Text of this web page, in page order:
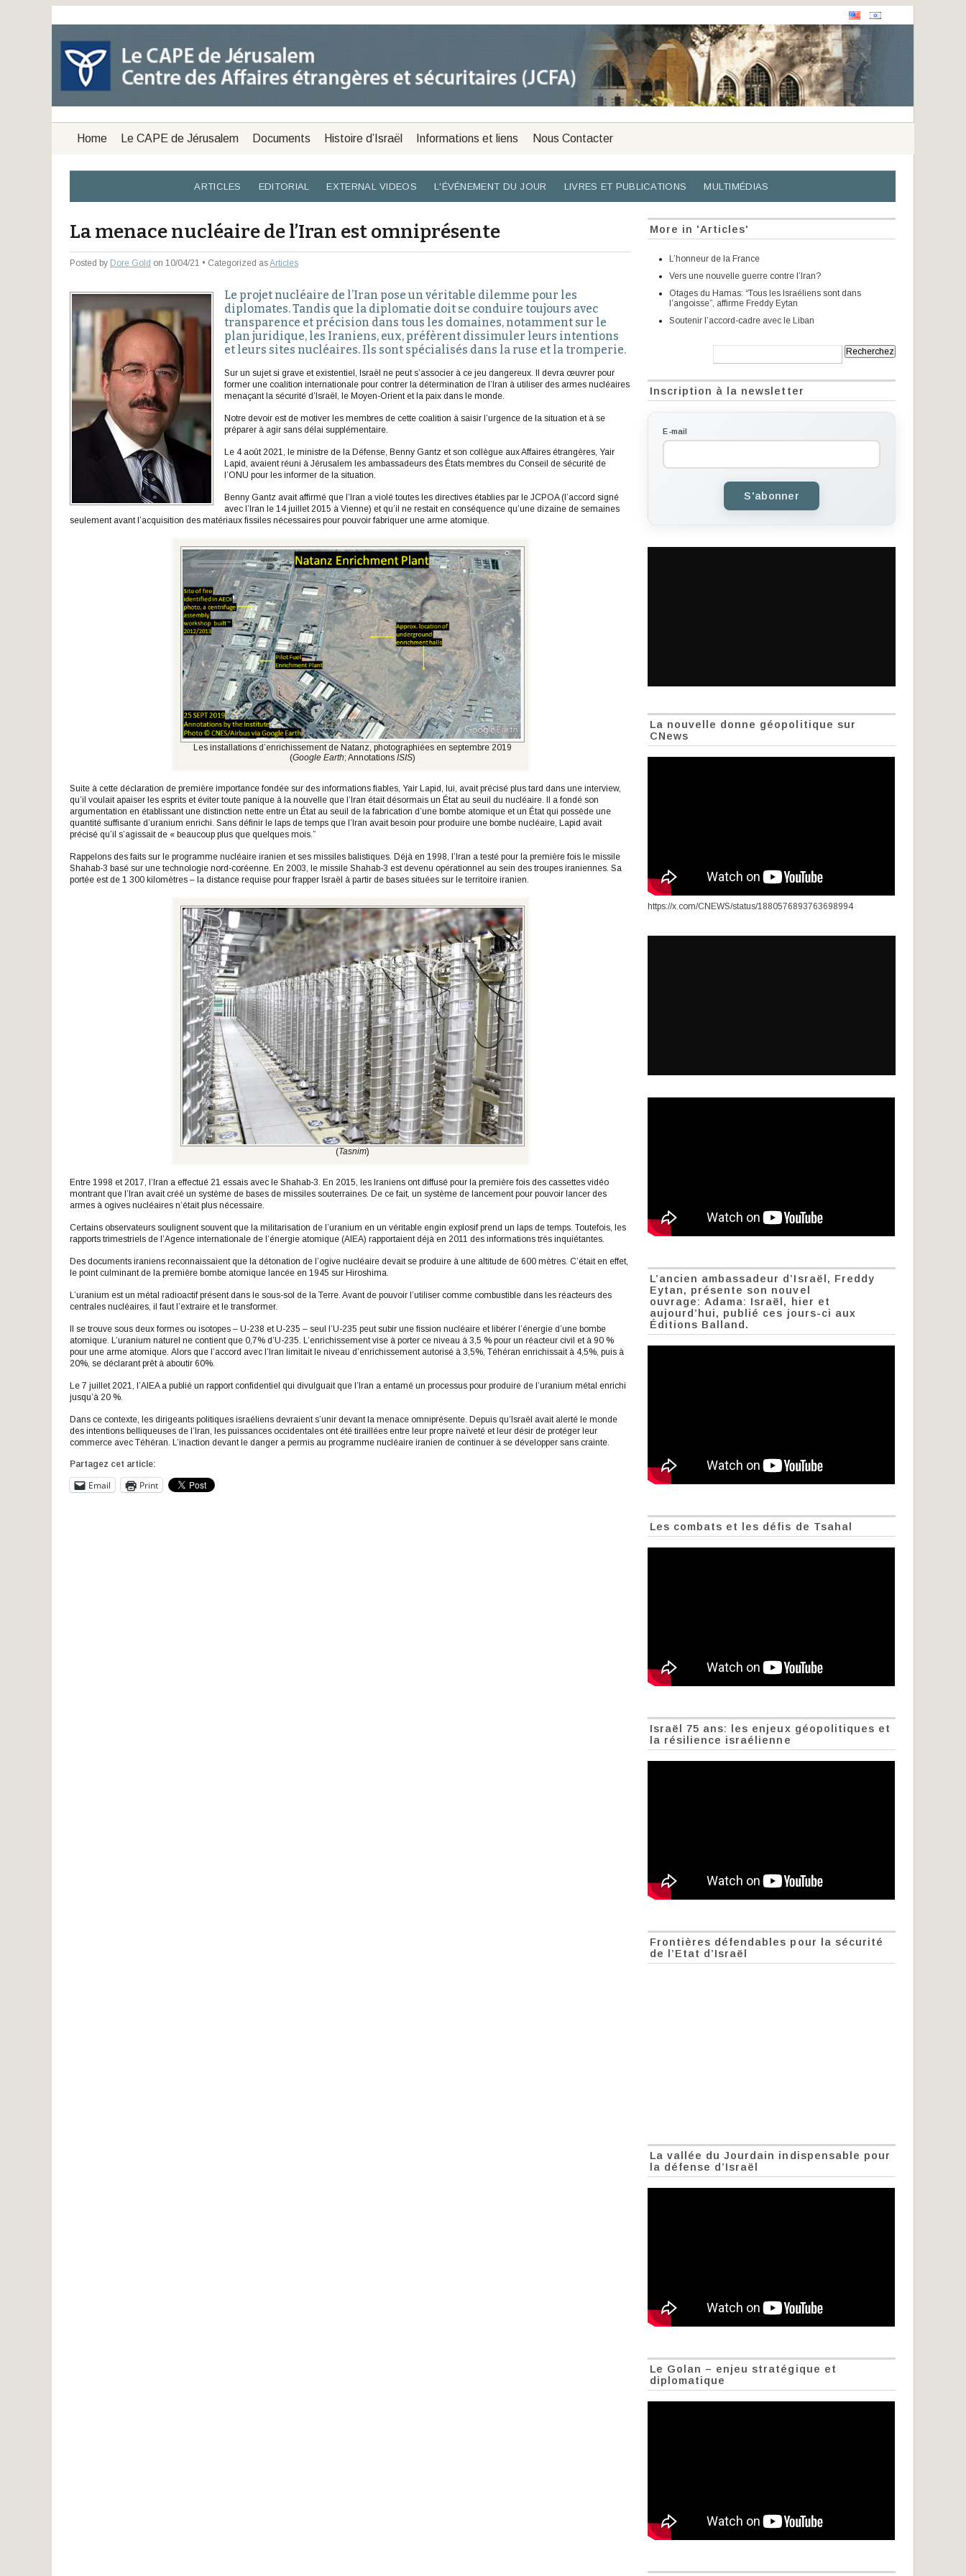
Home Le CAPE de Jérusalem Documents Histoire d’Israël Informations et liens Nous Contacter
ARTICLES EDITORIAL EXTERNAL VIDEOS L'ÉVÉNEMENT DU JOUR LIVRES ET PUBLICATIONS MULTIMÉDIAS
La menace nucléaire de l’Iran est omniprésente
Posted by Dore Gold on 10/04/21 • Categorized asArticles
Le projet nucléaire de l’Iran pose un véritable dilemme pour les
diplomates. Tandis que la diplomatie doit se conduire toujours avec
transparence et précision dans tous les domaines, notamment sur le
plan juridique, les Iraniens, eux, préfèrent dissimuler leurs intentions
et leurs sites nucléaires. Ils sont spécialisés dans la ruse et la tromperie.
Sur un sujet si grave et existentiel, Israël ne peut s’associer à ce jeu dangereux. Il devra œuvrer pour
former une coalition internationale pour contrer la détermination de l’Iran à utiliser des armes nucléaires
menaçant la sécurité d’Israël, le Moyen-Orient et la paix dans le monde.
Notre devoir est de motiver les membres de cette coalition à saisir l’urgence de la situation et à se
préparer à agir sans délai supplémentaire.
Le 4 août 2021, le ministre de la Défense, Benny Gantz et son collègue aux Affaires étrangères, Yair
Lapid, avaient réuni à Jérusalem les ambassadeurs des États membres du Conseil de sécurité de
l’ONU pour les informer de la situation.
Benny Gantz avait affirmé que l’Iran a violé toutes les directives établies par le JCPOA (l’accord signé
avec l’Iran le 14 juillet 2015 à Vienne) et qu’il ne restait en conséquence qu’une dizaine de semaines
seulement avant l’acquisition des matériaux fissiles nécessaires pour pouvoir fabriquer une arme atomique.
Les installations d’enrichissement de Natanz, photographiées en septembre 2019
(Google Earth; Annotations ISIS)
Suite à cette déclaration de première importance fondée sur des informations fiables, Yair Lapid, lui, avait précisé plus tard dans une interview,
qu’il voulait apaiser les esprits et éviter toute panique à la nouvelle que l’Iran était désormais un État au seuil du nucléaire. Il a fondé son
argumentation en établissant une distinction nette entre un État au seuil de la fabrication d’une bombe atomique et un État qui possède une
quantité suffisante d’uranium enrichi. Sans définir le laps de temps que l’Iran avait besoin pour produire une bombe nucléaire, Lapid avait
précisé qu’il s’agissait de « beaucoup plus que quelques mois.”
Rappelons des faits sur le programme nucléaire iranien et ses missiles balistiques. Déjà en 1998, l’Iran a testé pour la première fois le missile
Shahab-3 basé sur une technologie nord-coréenne. En 2003, le missile Shahab-3 est devenu opérationnel au sein des troupes iraniennes. Sa
portée est de 1 300 kilomètres – la distance requise pour frapper Israël à partir de bases situées sur le territoire iranien.
(Tasnim)
Entre 1998 et 2017, l’Iran a effectué 21 essais avec le Shahab-3. En 2015, les Iraniens ont diffusé pour la première fois des cassettes vidéo
montrant que l’Iran avait créé un système de bases de missiles souterraines. De ce fait, un système de lancement pour pouvoir lancer des
armes à ogives nucléaires n’était plus nécessaire.
Certains observateurs soulignent souvent que la militarisation de l’uranium en un véritable engin explosif prend un laps de temps. Toutefois, les
rapports trimestriels de l’Agence internationale de l’énergie atomique (AIEA) rapportaient déjà en 2011 des informations très inquiétantes.
Des documents iraniens reconnaissaient que la détonation de l’ogive nucléaire devait se produire à une altitude de 600 mètres. C’était en effet,
le point culminant de la première bombe atomique lancée en 1945 sur Hiroshima.
L’uranium est un métal radioactif présent dans le sous-sol de la Terre. Avant de pouvoir l’utiliser comme combustible dans les réacteurs des
centrales nucléaires, il faut l’extraire et le transformer.
Il se trouve sous deux formes ou isotopes – U-238 et U-235 – seul l’U-235 peut subir une fission nucléaire et libérer l’énergie d’une bombe
atomique. L’uranium naturel ne contient que 0,7% d’U-235. L’enrichissement vise à porter ce niveau à 3,5 % pour un réacteur civil et à 90 %
pour une arme atomique. Alors que l’accord avec l’Iran limitait le niveau d’enrichissement autorisé à 3,5%, Téhéran enrichissait à 4,5%, puis à
20%, se déclarant prêt à aboutir 60%.
Le 7 juillet 2021, l’AIEA a publié un rapport confidentiel qui divulguait que l’Iran a entamé un processus pour produire de l’uranium métal enrichi
jusqu’à 20 %.
Dans ce contexte, les dirigeants politiques israéliens devraient s’unir devant la menace omniprésente. Depuis qu’Israël avait alerté le monde
des intentions belliqueuses de l’Iran, les puissances occidentales ont été tiraillées entre leur propre naïveté et leur désir de protéger leur
commerce avec Téhéran. L’inaction devant le danger a permis au programme nucléaire iranien de continuer à se développer sans crainte.
Partagez cet article:
Email Print
More in 'Articles'
L’honneur de la France
Vers une nouvelle guerre contre l’Iran?
Otages du Hamas: “Tous les Israéliens sont dans
l’angoisse”, affirme Freddy Eytan
Soutenir l’accord-cadre avec le Liban
Inscription à la newsletter
E-mail
S'abonner
La nouvelle donne géopolitique sur
CNews
https://x.com/CNEWS/status/1880576893763698994
L’ancien ambassadeur d’Israël, Freddy
Eytan, présente son nouvel
ouvrage: Adama: Israël, hier et
aujourd’hui, publié ces jours-ci aux
Éditions Balland.
Les combats et les défis de Tsahal
Israël 75 ans: les enjeux géopolitiques et
la résilience israélienne
Frontières défendables pour la sécurité
de l’Etat d’Israël
La vallée du Jourdain indispensable pour
la défense d’Israël
Le Golan – enjeu stratégique et
diplomatique